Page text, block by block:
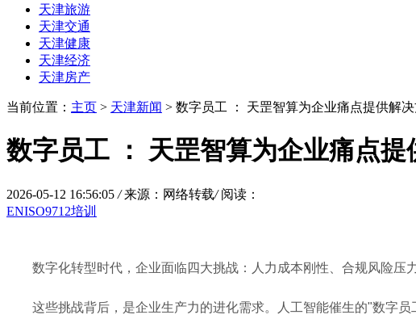
天津旅游
天津交通
天津健康
天津经济
天津房产
当前位置： 主页 > 天津新闻 > 数字员工 ： 天罡智算为企业痛点提供解
数字员工 ： 天罡智算为企业痛点提
2026-05-12 16:56:05 / 来源：网络转载/ 阅读：
ENISO9712培训
数字化转型时代，企业面临四大挑战：人力成本刚性、合规风险压
这些挑战背后，是企业生产力的进化需求。人工智能催生的"数字员